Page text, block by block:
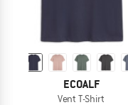
ECOALF
Vent T-Shirt